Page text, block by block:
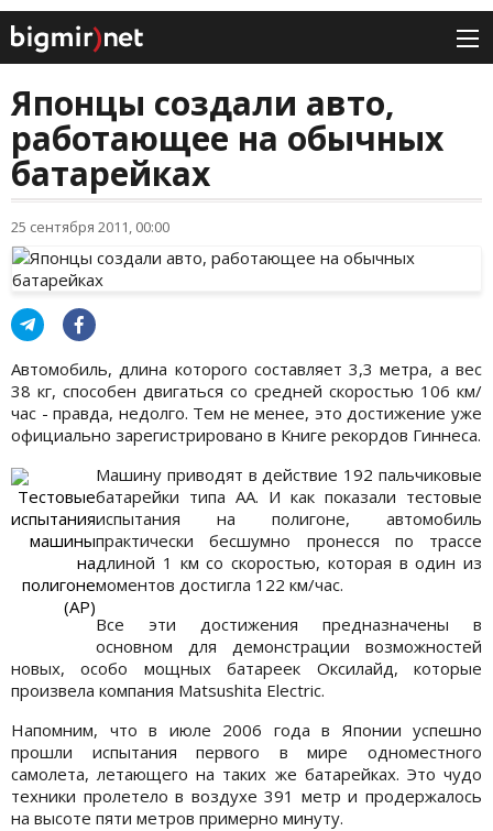
Японцы создали авто,
работающее на обычных
батарейках
25 сентября 2011, 00:00
Автомобиль, длина которого составляет 3,3 метра, а вес
38 кг, способен двигаться со средней скоростью 106 км/
час - правда, недолго. Тем не менее, это достижение уже
официально зарегистрировано в Книге рекордов Гиннеса.
Тестовые
испытания
машины
на
полигоне
(АР)
Машину приводят в действие 192 пальчиковые
батарейки типа АА. И как показали тестовые
испытания на полигоне, автомобиль
практически бесшумно пронесся по трассе
длиной 1 км со скоростью, которая в один из
моментов достигла 122 км/час.
Все эти достижения предназначены в
основном для демонстрации возможностей
новых, особо мощных батареек Оксилайд, которые
произвела компания Matsushita Electric.
Напомним, что в июле 2006 года в Японии успешно
прошли испытания первого в мире одноместного
самолета, летающего на таких же батарейках. Это чудо
техники пролетело в воздухе 391 метр и продержалось
на высоте пяти метров примерно минуту.